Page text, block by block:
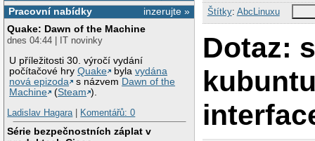
inzerujte »
Pracovní nabídky
Quake: Dawn of the Machine
dnes 04:44 | IT novinky
U příležitosti 30. výročí vydání
počítačové hryQuake bylavydána
nová epizoda
s názvem Dawn of the
Machine
(Steam ).
Ladislav Hagara| Komentářů: 0
Série bezpečnostních záplat v
Štítky: AbcLinuxu
Dotaz: